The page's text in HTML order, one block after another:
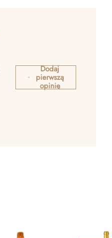
Dodaj
pierwszą
opinię